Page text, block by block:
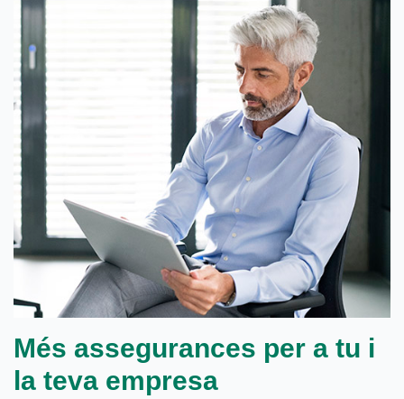
Més assegurances per a tu i
la teva empresa